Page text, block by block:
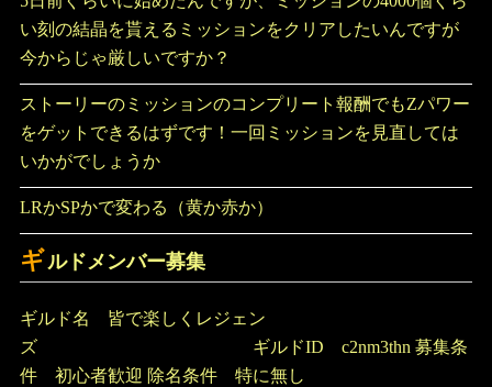
い刻の結晶を貰えるミッションをクリアしたいんですが
今からじゃ厳しいですか？
ストーリーのミッションのコンプリート報酬でもZパワー
をゲットできるはずです！一回ミッションを見直しては
いかがでしょうか
LRかSPかで変わる（黄か赤か）
ギルドメンバー募集
ギルド名 皆で楽しくレジェン
ズ ギルドID c2nm3thn 募集条
件 初心者歓迎 除名条件 特に無し